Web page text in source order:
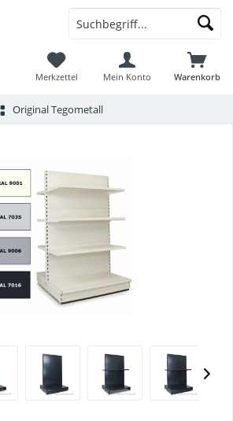
Warenkorb
Merkzettel Mein Konto
Original Tegometall